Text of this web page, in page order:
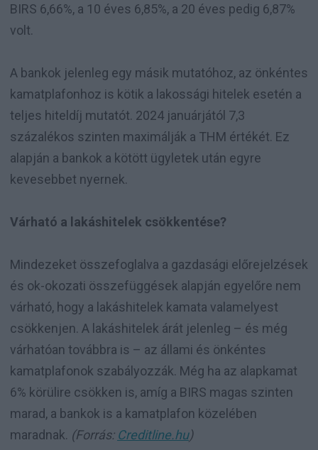
BIRS 6,66%, a 10 éves 6,85%, a 20 éves pedig 6,87%
volt.
A bankok jelenleg egy másik mutatóhoz, az önkéntes
kamatplafonhoz is kötik a lakossági hitelek esetén a
teljes hiteldíj mutatót. 2024 januárjától 7,3
százalékos szinten maximálják a THM értékét. Ez
alapján a bankok a kötött ügyletek után egyre
kevesebbet nyernek.
Várható a lakáshitelek csökkentése?
Mindezeket összefoglalva a gazdasági előrejelzések
és ok-okozati összefüggések alapján egyelőre nem
várható, hogy a lakáshitelek kamata valamelyest
csökkenjen. A lakáshitelek árát jelenleg – és még
várhatóan továbbra is – az állami és önkéntes
kamatplafonok szabályozzák. Még ha az alapkamat
6% körülire csökken is, amíg a BIRS magas szinten
marad, a bankok is a kamatplafon közelében
maradnak. (Forrás: Creditline.hu)